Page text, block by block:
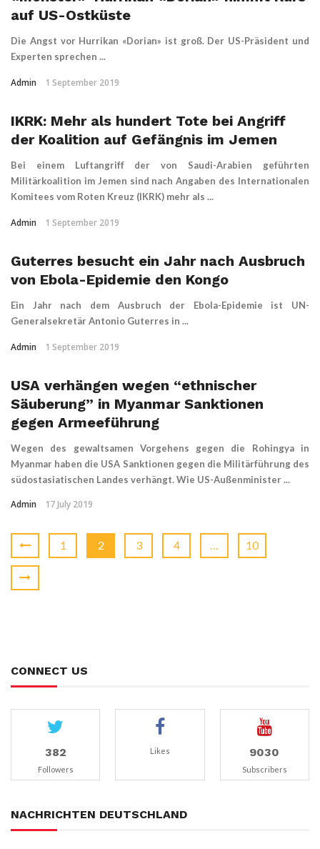
auf US-Ostküste
Die Angst vor Hurrikan «Dorian» ist groß. Der US-Präsident und
Experten sprechen ...
Admin 1 September 2019
IKRK: Mehr als hundert Tote bei Angriff
der Koalition auf Gefängnis im Jemen
Bei einem Luftangriff der von Saudi-Arabien geführten
Militärkoalition im Jemen sind nach Angaben des Internationalen
Komitees vom Roten Kreuz (IKRK) mehr als ...
Admin 1 September 2019
Guterres besucht ein Jahr nach Ausbruch
von Ebola-Epidemie den Kongo
Ein Jahr nach dem Ausbruch der Ebola-Epidemie ist UN-
Generalsekretär Antonio Guterres in ...
Admin 1 September 2019
USA verhängen wegen “ethnischer
Säuberung” in Myanmar Sanktionen
gegen Armeeführung
Wegen des gewaltsamen Vorgehens gegen die Rohingya in
Myanmar haben die USA Sanktionen gegen die Militärführung des
südostasiatischen Landes verhängt. Wie US-Außenminister ...
Admin 17 July 2019
1 2 3 4 … 10
CONNECT US
382
Followers
Likes 9030
Subscribers
NACHRICHTEN DEUTSCHLAND